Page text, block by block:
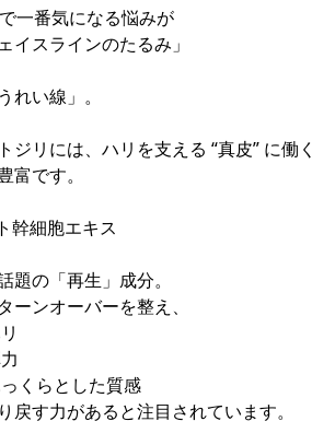
一番気になる悩みが
イスラインのたるみ」
れい線」。
ジリには、ハリを支える “真皮” に働
富です。
幹細胞エキス
題の「再生」成分。
ーンオーバーを整え、
っくらとした質感
戻す力があると注目されています。